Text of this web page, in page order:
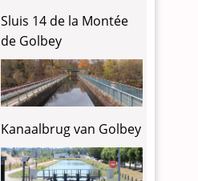
Sluis 14 de la Montée
de Golbey
Kanaalbrug van Golbey